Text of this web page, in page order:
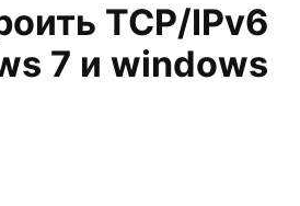
TCP/IPv6
7 и windows